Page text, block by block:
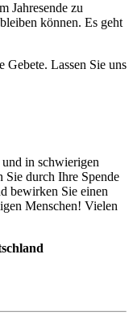
Jahresende zu
können. Es geht
Lassen Sie uns
in schwierigen
durch Ihre Spende
bewirken Sie einen
Menschen! Vielen